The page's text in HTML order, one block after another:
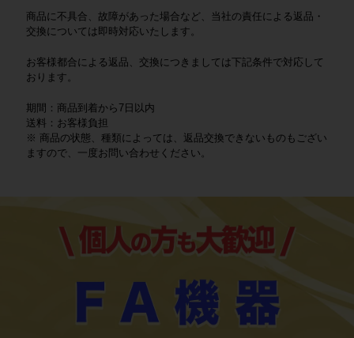
商品に不具合、故障があった場合など、当社の責任による返品・
交換については即時対応いたします。
お客様都合による返品、交換につきましては下記条件で対応して
おります。
期間：商品到着から7日以内
送料：お客様負担
※ 商品の状態、種類によっては、返品交換できないものもござい
ますので、一度お問い合わせください。